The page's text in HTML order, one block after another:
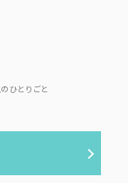
ひとりごと